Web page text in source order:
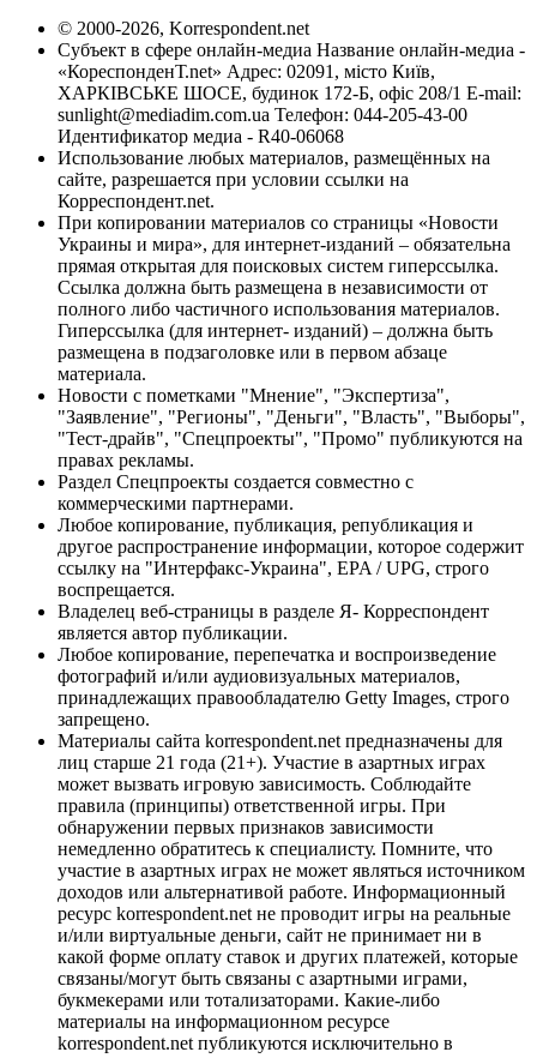
© 2000-2026, Korrespondent.net
Субъект в сфере онлайн-медиа Название онлайн-медиа -
«КореспонденТ.net» Адрес: 02091, місто Київ,
ХАРКІВСЬКЕ ШОСЕ, будинок 172-Б, офіс 208/1 E-mail:
sunlight@mediadim.com.ua Телефон: 044-205-43-00
Идентификатор медиа - R40-06068
Использование любых материалов, размещённых на
сайте, разрешается при условии ссылки на
Корреспондент.net.
При копировании материалов со страницы «Новости
Украины и мира», для интернет-изданий – обязательна
прямая открытая для поисковых систем гиперссылка.
Ссылка должна быть размещена в независимости от
полного либо частичного использования материалов.
Гиперссылка (для интернет- изданий) – должна быть
размещена в подзаголовке или в первом абзаце
материала.
Новости с пометками "Мнение", "Экспертиза",
"Заявление", "Регионы", "Деньги", "Власть", "Выборы",
"Тест-драйв", "Спецпроекты", "Промо" публикуются на
правах рекламы.
Раздел Спецпроекты создается совместно с
коммерческими партнерами.
Любое копирование, публикация, републикация и
другое распространение информации, которое содержит
ссылку на "Интерфакс-Украина", EPA / UPG, строго
воспрещается.
Владелец веб-страницы в разделе Я- Корреспондент
является автор публикации.
Любое копирование, перепечатка и воспроизведение
фотографий и/или аудиовизуальных материалов,
принадлежащих правообладателю Getty Images, строго
запрещено.
Материалы сайта korrespondent.net предназначены для
лиц старше 21 года (21+). Участие в азартных играх
может вызвать игровую зависимость. Соблюдайте
правила (принципы) ответственной игры. При
обнаружении первых признаков зависимости
немедленно обратитесь к специалисту. Помните, что
участие в азартных играх не может являться источником
доходов или альтернативой работе. Информационный
ресурс korrespondent.net не проводит игры на реальные
и/или виртуальные деньги, сайт не принимает ни в
какой форме оплату ставок и других платежей, которые
связаны/могут быть связаны с азартными играми,
букмекерами или тотализаторами. Какие-либо
материалы на информационном ресурсе
korrespondent.net публикуются исключительно в